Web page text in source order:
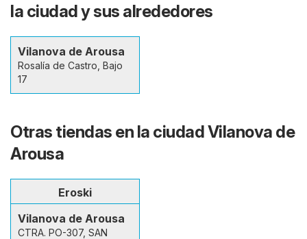
la ciudad y sus alrededores
Vilanova de Arousa
Rosalía de Castro, Bajo
17
Otras tiendas en la ciudad Vilanova de
Arousa
Eroski
Vilanova de Arousa
CTRA. PO-307, SAN